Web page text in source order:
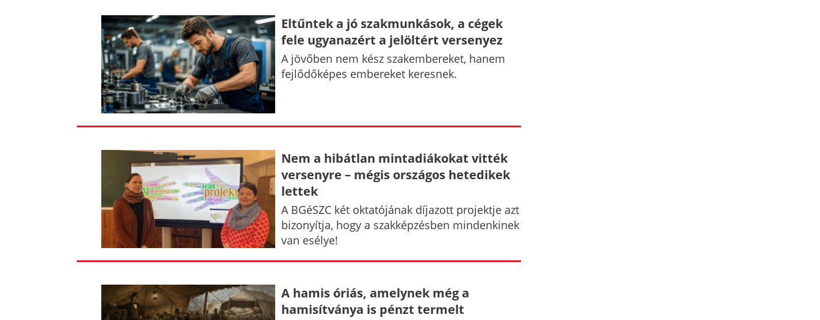
Eltűntek a jó szakmunkások, a cégek
fele ugyanazért a jelöltért versenyez
A jövőben nem kész szakembereket, hanem
fejlődőképes embereket keresnek.
Nem a hibátlan mintadiákokat vitték
versenyre – mégis országos hetedikek
lettek
A BGéSZC két oktatójának díjazott projektje azt
bizonyítja, hogy a szakképzésben mindenkinek
van esélye!
A hamis óriás, amelynek még a
hamisítványa is pénzt termelt